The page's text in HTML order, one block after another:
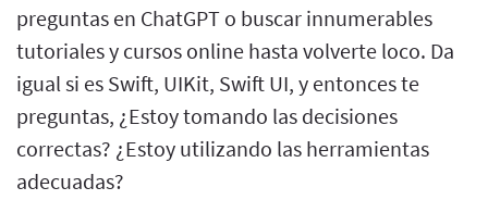
preguntas en ChatGPT o buscar innumerables
tutoriales y cursos online hasta volverte loco. Da
igual si es Swift, UIKit, Swift UI, y entonces te
preguntas, ¿Estoy tomando las decisiones
correctas? ¿Estoy utilizando las herramientas
adecuadas?